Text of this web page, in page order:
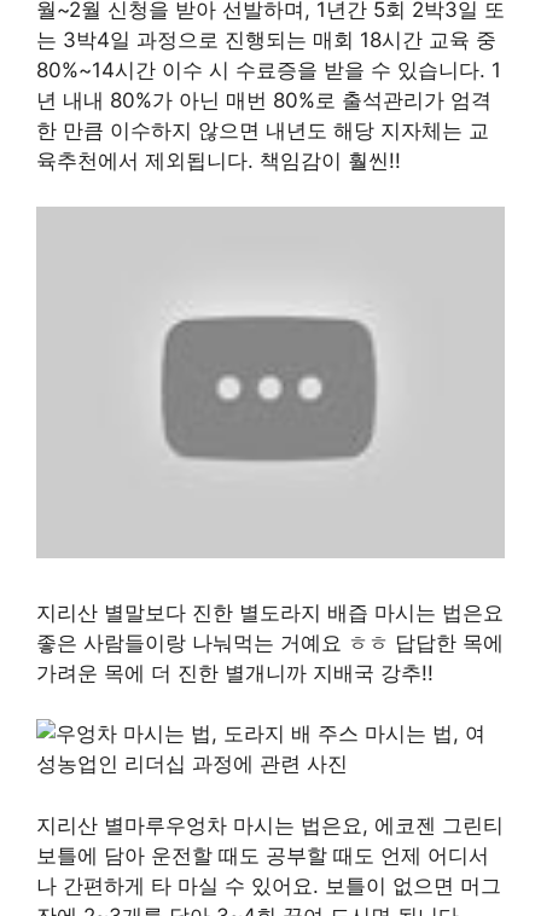
월~2월 신청을 받아 선발하며, 1년간 5회 2박3일 또
는 3박4일 과정으로 진행되는 매회 18시간 교육 중
80%~14시간 이수 시 수료증을 받을 수 있습니다. 1
년 내내 80%가 아닌 매번 80%로 출석관리가 엄격
한 만큼 이수하지 않으면 내년도 해당 지자체는 교
육추천에서 제외됩니다. 책임감이 훨씬!!
지리산 별말보다 진한 별도라지 배즙 마시는 법은요
좋은 사람들이랑 나눠먹는 거예요 ㅎㅎ 답답한 목에
가려운 목에 더 진한 별개니까 지배국 강추!!
지리산 별마루우엉차 마시는 법은요, 에코젠 그린티
보틀에 담아 운전할 때도 공부할 때도 언제 어디서
나 간편하게 타 마실 수 있어요. 보틀이 없으면 머그